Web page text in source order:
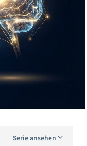
Serie ansehen